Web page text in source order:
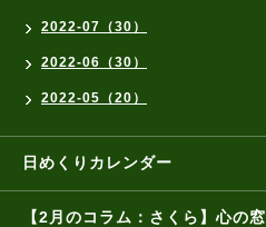
2022-07（30）
2022-06（30）
2022-05（20）
日めくりカレンダー
【2月のコラム：さくら】心の窓